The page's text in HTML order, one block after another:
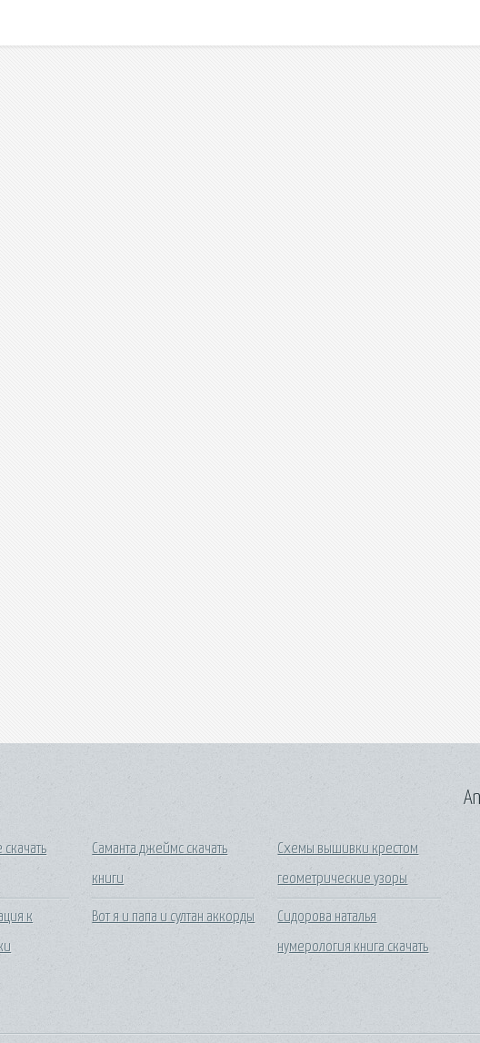
к
Саманта джеймс скачать
книги
Вот я и папа и султан аккорды
Схемы вышивки крестом
геометрические узоры
Сидорова наталья
нумерология книга скачать